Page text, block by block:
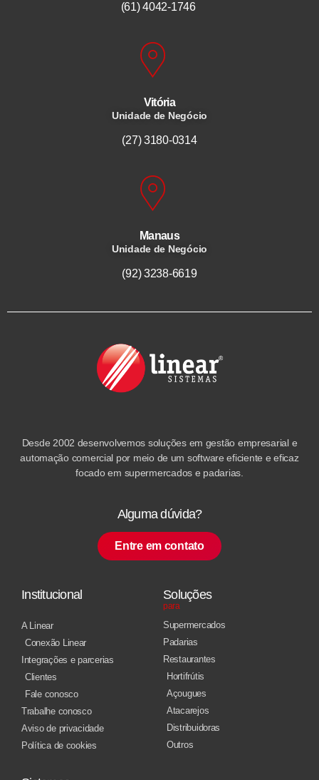
(61) 4042-1746
Vitória
Unidade de Negócio
(27) 3180-0314
Manaus
Unidade de Negócio
(92) 3238-6619
Desde 2002 desenvolvemos soluções em gestão empresarial e
automação comercial por meio de um software eficiente e eficaz
focado em supermercados e padarias.
Alguma dúvida?
Entre em contato
Institucional
A Linear
Conexão Linear
Integrações e parcerias
Clientes
Fale conosco
Trabalhe conosco
Aviso de privacidade
Política de cookies
Soluções
para
Supermercados
Padarias
Restaurantes
Hortifrútis
Açougues
Atacarejos
Distribuidoras
Outros